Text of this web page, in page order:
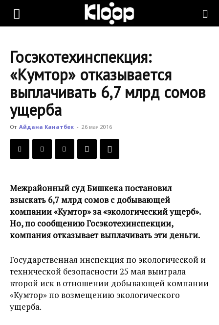
KLOOP.KG
Новости
Кыргызстана
Госэкотехинспекция:
«Кумтор» отказывается
выплачивать 6,7 млрд сомов
ущерба
От Айдана Канатбек - 26 мая 2016
Межрайонный суд Бишкека постановил
взыскать 6,7 млрд сомов с добывающей
компании «Кумтор» за «экологический ущерб».
Но, по сообщению Госэкотехинспекции,
компания отказывает выплачивать эти деньги.
Государственная инспекция по экологической и
технической безопасности 25 мая выиграла
второй иск в отношении добывающей компании
«Кумтор» по возмещению экологического
ущерба.